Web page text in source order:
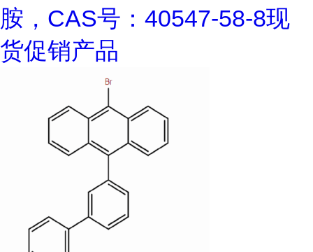
胺，CAS号：40547-58-8现
货促销产品